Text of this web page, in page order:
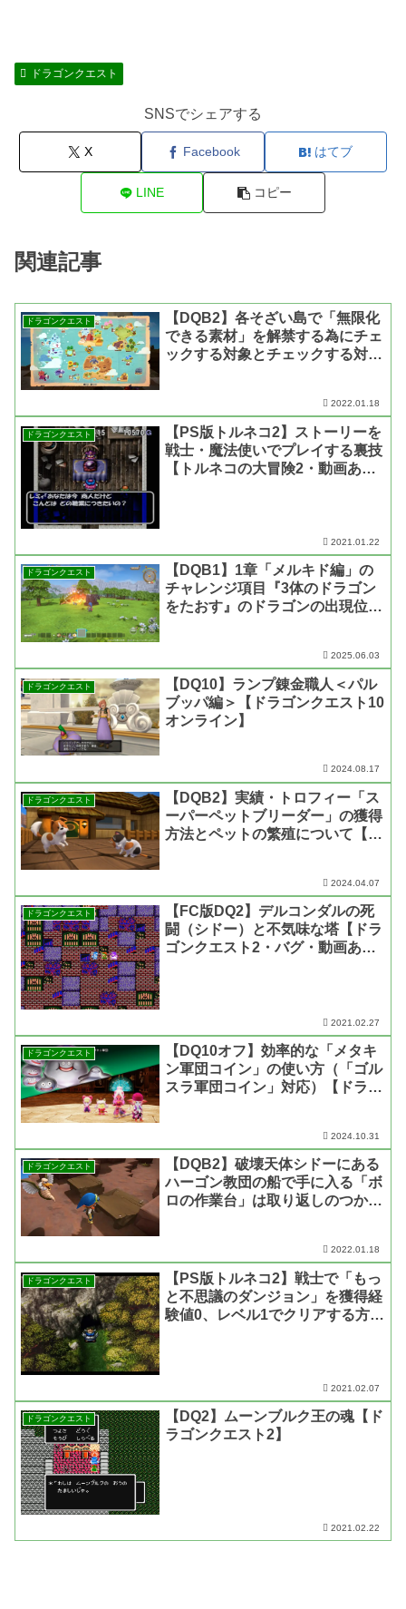
ドラゴンクエスト
SNSでシェアする
X Facebook はてブ
LINE コピー
関連記事
ドラゴンクエスト
【DQB2】各そざい島で「無限化
できる素材」を解禁する為にチェ
ックする対象とチェックする対象
2022.01.18
ドラゴンクエスト
【PS版トルネコ2】ストーリーを
戦士・魔法使いでプレイする裏技
【トルネコの大冒険2・動画あ
2021.01.22
ドラゴンクエスト
【DQB1】1章「メルキド編」の
チャレンジ項目『3体のドラゴン
をたおす』のドラゴンの出現位置
2025.06.03
ドラゴンクエスト
【DQ10】ランプ錬金職人＜パル
ブッパ編＞【ドラゴンクエスト10
オンライン】
2024.08.17
ドラゴンクエスト
【DQB2】実績・トロフィー「ス
ーパーペットブリーダー」の獲得
方法とペットの繁殖について【ド
2024.04.07
ドラゴンクエスト
【FC版DQ2】デルコンダルの死
闘（シドー）と不気味な塔【ドラ
ゴンクエスト2・バグ・動画あ
2021.02.27
ドラゴンクエスト
【DQ10オフ】効率的な「メタキ
ン軍団コイン」の使い方（「ゴル
スラ軍団コイン」対応）【ドラゴ
2024.10.31
ドラゴンクエスト
【DQB2】破壊天体シドーにある
ハーゴン教団の船で手に入る「ボ
ロの作業台」は取り返しのつかな
2022.01.18
ドラゴンクエスト
【PS版トルネコ2】戦士で「もっ
と不思議のダンジョン」を獲得経
験値0、レベル1でクリアする方法
2021.02.07
ドラゴンクエスト
【DQ2】ムーンブルク王の魂【ド
ラゴンクエスト2】
2021.02.22